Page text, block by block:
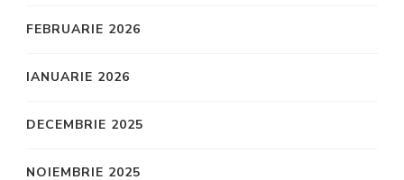
FEBRUARIE 2026
IANUARIE 2026
DECEMBRIE 2025
NOIEMBRIE 2025